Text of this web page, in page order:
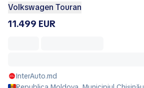
Volkswagen Touran
11.499 EUR
InterAuto.md